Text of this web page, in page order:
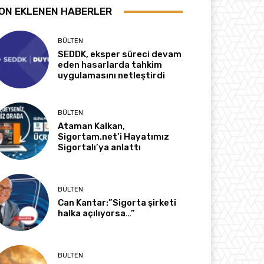
EKLENEN HABERLER
BÜLTEN
SEDDK, eksper süreci devam
eden hasarlarda tahkim
uygulamasını netleştirdi
BÜLTEN
Ataman Kalkan,
Sigortam.net’i Hayatımız
Sigortalı’ya anlattı
BÜLTEN
Can Kantar:”Sigorta şirketi
halka açılıyorsa…”
BÜLTEN